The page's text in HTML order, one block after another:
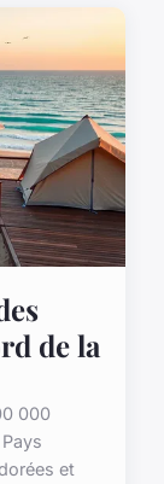
de la
000
et